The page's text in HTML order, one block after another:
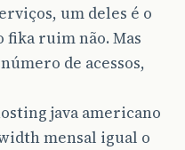
um deles é o
fika ruim não. Mas
de acessos,
java americano
mensal igual o